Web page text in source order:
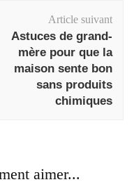
Article suivant
Astuces de grand-
mère pour que la
maison sente bon
sans produits
chimiques
aimer...